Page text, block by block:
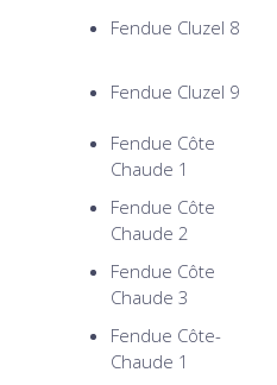
Fendue Cluzel 8
Fendue Cluzel 9
Fendue Côte
Chaude 1
Fendue Côte
Chaude 2
Fendue Côte
Chaude 3
Fendue Côte-
Chaude 1